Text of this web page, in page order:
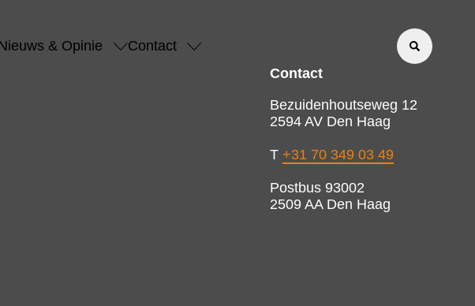
& Opinie Contact
Contact
Bezuidenhoutseweg 12
2594 AV Den Haag
T +31 70 349 03 49
Postbus 93002
2509 AA Den Haag